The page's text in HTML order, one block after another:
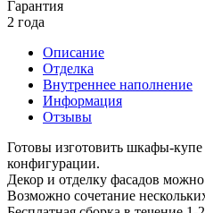
Гарантия
2 года
Описание
Отделка
Внутреннее наполнение
Информация
Отзывы
Готовы изготовить шкафы-
конфигурации.
Декор и отделку фасадов
Возможно сочетание